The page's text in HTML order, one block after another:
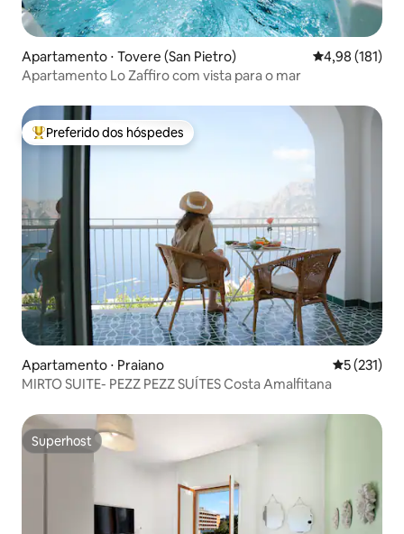
Apartamento ⋅ Tovere (San Pietro) 4,98 de uma
4,98 (181)
Apartamento Lo Zaffiro com vista para o mar
Entre os melhores preferidos dos hóspedes
Preferido dos hóspedes
Apartamento ⋅ Praiano 5 de uma
5 (231)
MIRTO SUITE- PEZZ PEZZ SUÍTES Costa Amalfitana
Superhost
Superhost